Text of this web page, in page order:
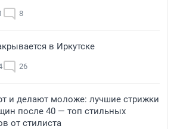
8
в Иркутске
26
и делают моложе: лучшие стрижки
после 40 — топ стильных
от стилиста